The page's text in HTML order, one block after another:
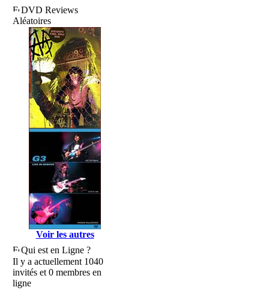
DVD Reviews
Aléatoires
Voir les autres
Qui est en Ligne ?
Il y a actuellement 1040
invités et 0 membres en
ligne